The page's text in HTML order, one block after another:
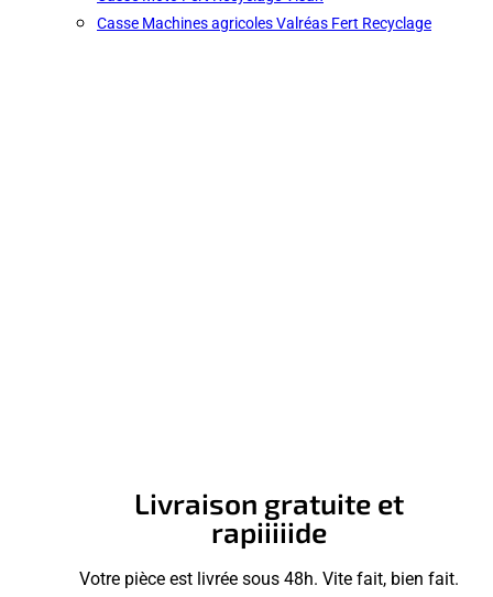
Casse Machines agricoles Valréas Fert Recyclage
Livraison gratuite et
rapiiiiide
Votre pièce est livrée sous 48h. Vite fait, bien fait.